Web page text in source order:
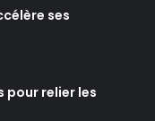
ses
pour relier les